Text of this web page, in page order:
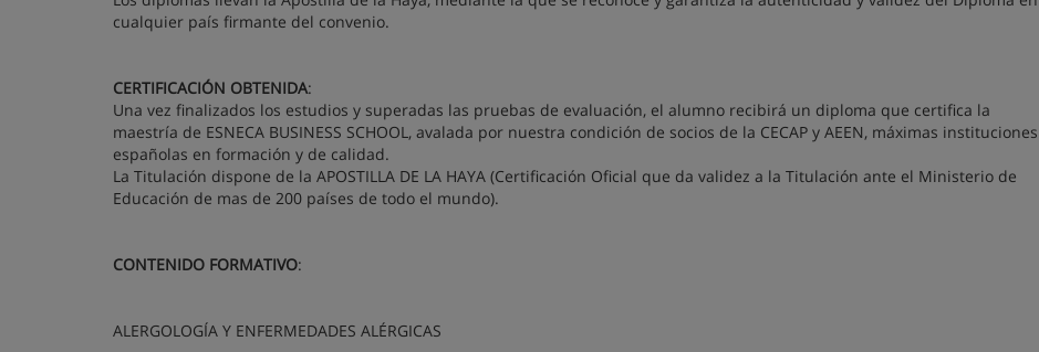
cualquier país firmante del convenio.
CERTIFICACIÓN OBTENIDA:
Una vez finalizados los estudios y superadas las pruebas de evaluación, el alumno recibirá un diploma que certifica la
maestría de ESNECA BUSINESS SCHOOL, avalada por nuestra condición de socios de la CECAP y AEEN, máximas instituciones
españolas en formación y de calidad.
La Titulación dispone de la APOSTILLA DE LA HAYA (Certificación Oficial que da validez a la Titulación ante el Ministerio de
Educación de mas de 200 países de todo el mundo).
CONTENIDO FORMATIVO:
ALERGOLOGÍA Y ENFERMEDADES ALÉRGICAS